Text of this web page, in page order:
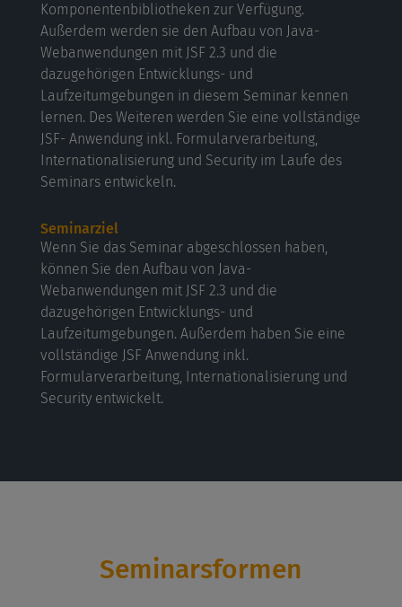
Komponentenbibliotheken zur Verfügung.
Außerdem werden sie den Aufbau von Java-
Webanwendungen mit JSF 2.3 und die
dazugehörigen Entwicklungs- und
Laufzeitumgebungen in diesem Seminar kennen
lernen. Des Weiteren werden Sie eine vollständige
JSF- Anwendung inkl. Formularverarbeitung,
Internationalisierung und Security im Laufe des
Seminars entwickeln.
Seminarziel
Wenn Sie das Seminar abgeschlossen haben,
können Sie den Aufbau von Java-
Webanwendungen mit JSF 2.3 und die
dazugehörigen Entwicklungs- und
Laufzeitumgebungen. Außerdem haben Sie eine
vollständige JSF Anwendung inkl.
Formularverarbeitung, Internationalisierung und
Security entwickelt.
Seminarsformen